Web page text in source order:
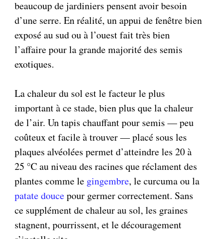
beaucoup de jardiniers pensent avoir besoin
d’une serre. En réalité, un appui de fenêtre bien
exposé au sud ou à l’ouest fait très bien
l’affaire pour la grande majorité des semis
exotiques.
La chaleur du sol est le facteur le plus
important à ce stade, bien plus que la chaleur
de l’air. Un tapis chauffant pour semis — peu
coûteux et facile à trouver — placé sous les
plaques alvéolées permet d’atteindre les 20 à
25 °C au niveau des racines que réclament des
plantes comme le gingembre, le curcuma ou la
patate doucepour germer correctement. Sans
ce supplément de chaleur au sol, les graines
stagnent, pourrissent, et le découragement